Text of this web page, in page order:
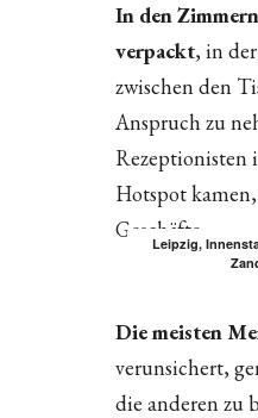
In den
verpackt, in
zwischen den
Anspruch zu
Rezeptionisten
Hotspot
Geschäfte.
Leipzig,
Die meisten
verunsichert,
die anderen zu